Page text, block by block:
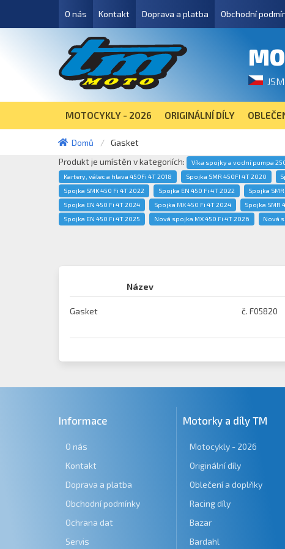
O nás Kontakt Doprava a platba Obchodní
MOTOCYKLY - 2026 ORIGINÁLNÍ DÍLY
Domů
Gasket
Produkt je umístěn v kategoriích:
Víka spojky a vodní pumpa
Kartery, válec a hlava 450Fi 4T 2018
Spojka SMR 450FI 4T 2020
Spojka SMK 450 Fi 4T 2022
Spojka EN 450 Fi 4T 2022 Spojka
Spojka EN 450 Fi 4T 2024
Spojka MX 450 Fi 4T 2024 Spojka SMR
Spojka EN 450 Fi 4T 2025
Nová spojka MX 450 Fi 4T 2026 Nová
Název
Gasket č. F05820
Informace
O nás
Kontakt
Doprava a platba
Obchodní podmínky
Ochrana dat
Servis
Motorky a díly TM
Motocykly - 2026
Originální díly
Oblečení a doplňky
Racing díly
Bazar
Bardahl